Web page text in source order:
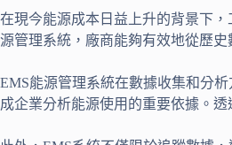
在現今能源成本日益上升的背景下
源管理系統，廠商能夠有效地從歷
EMS能源管理系統在數據收集和分
成企業分析能源使用的重要依據。